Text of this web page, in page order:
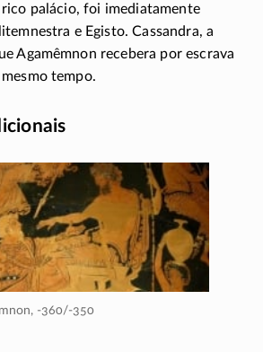
rico palácio, foi imediatamente
e Egisto. Cassandra, a
Agamêmnon recebera por escrava
tempo.
-360/-350